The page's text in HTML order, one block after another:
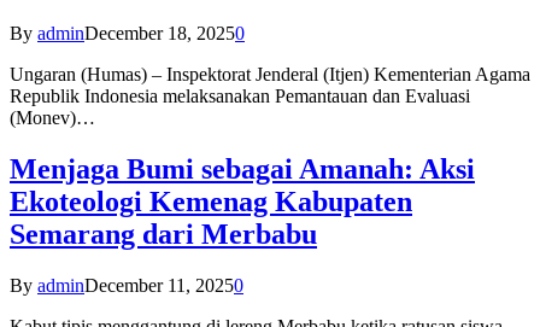
By adminDecember 18, 20250
Ungaran (Humas) – Inspektorat Jenderal (Itjen) Kementerian Agama
Republik Indonesia melaksanakan Pemantauan dan Evaluasi
(Monev)…
Menjaga Bumi sebagai Amanah: Aksi
Ekoteologi Kemenag Kabupaten
Semarang dari Merbabu
By adminDecember 11, 20250